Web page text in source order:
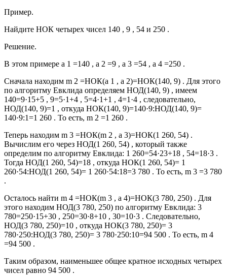
Пример.
Найдите НОК четырех чисел 140 , 9 , 54 и 250 .
Решение.
В этом примере a 1 =140 , a 2 =9 , a 3 =54 , a 4 =250 .
Сначала находим m 2 =НОК(a 1 , a 2)=НОК(140, 9) . Для этого
по алгоритму Евклида определяем НОД(140, 9) , имеем
140=9·15+5 , 9=5·1+4 , 5=4·1+1 , 4=1·4 , следовательно,
НОД(140, 9)=1 , откуда НОК(140, 9)=140·9:НОД(140, 9)=
140·9:1=1 260 . То есть, m 2 =1 260 .
Теперь находим m 3 =НОК(m 2 , a 3)=НОК(1 260, 54) .
Вычислим его через НОД(1 260, 54) , который также
определим по алгоритму Евклида: 1 260=54·23+18 , 54=18·3 .
Тогда НОД(1 260, 54)=18 , откуда НОК(1 260, 54)= 1
260·54:НОД(1 260, 54)= 1 260·54:18=3 780 . То есть, m 3 =3 780
.
Осталось найти m 4 =НОК(m 3 , a 4)=НОК(3 780, 250) . Для
этого находим НОД(3 780, 250) по алгоритму Евклида: 3
780=250·15+30 , 250=30·8+10 , 30=10·3 . Следовательно,
НОД(3 780, 250)=10 , откуда НОК(3 780, 250)= 3
780·250:НОД(3 780, 250)= 3 780·250:10=94 500 . То есть, m 4
=94 500 .
Таким образом, наименьшее общее кратное исходных четырех
чисел равно 94 500 .